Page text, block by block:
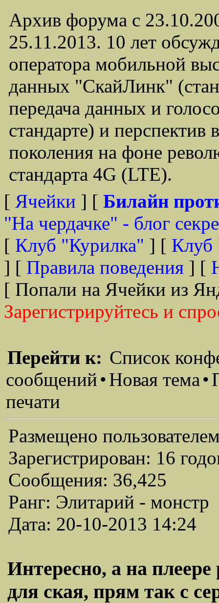
Архив форума с
25.11.2013. 10 лет
оператора мобильной
данных "СкайЛинк"
передача данных и
стандарте) и перспектив
поколения на фоне
стандарта 4G (LTE).
[ Ячейки ] [ Билайн
"На чердачке" - блог
[ Клуб "Курилка" ] [ Клуб
] [ Правила поведения ] [
[ Попали на Ячейки из
Зарегистрируйтесь и
Перейти к: Список
сообщений•Новая тема•
печати
Размещено
Зарегистрирован: 16
Сообщения: 36,425
Ранг: Элитарий - монстр
Дата: 20-10-2013 14:24
Интересно, а на
для ская, прям так с